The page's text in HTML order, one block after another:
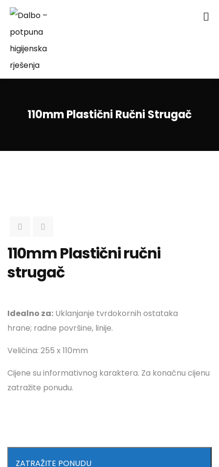
110mm Plastični Ručni Strugač
110mm Plastični ručni
strugač
Idealno za: Uklanjanje tvrdokornih ostataka
hrane; radne površine, linije.
Veličina: 255 x 110mm
Cijene su informativnog karaktera. Za konačnu cijenu
zatražite ponudu.
ZATRAŽITE PONUDU